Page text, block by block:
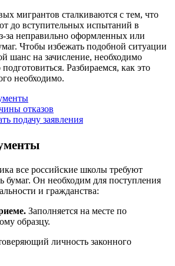
мигрантов сталкиваются с тем, что
до вступительных испытаний в
за неправильно оформленных или
Чтобы избежать подобной ситуации
шанс на зачисление, необходимо
Разбираемся, как это
необходимо.
отказов
подачу заявления
все российские школы требуют
бумаг. Он необходим для поступления
и гражданства:
Заполняется на месте по
образцу.
личность законного